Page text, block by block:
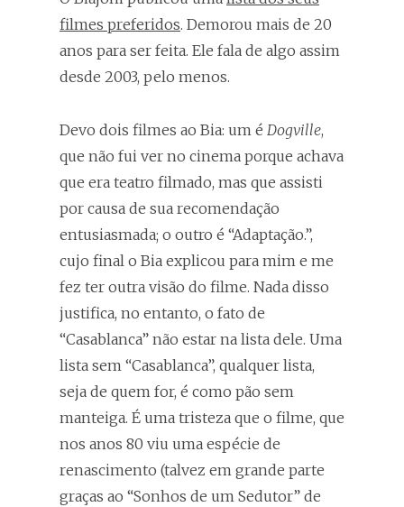
filmes preferidos. Demorou mais de 20
anos para ser feita. Ele fala de algo assim
desde 2003, pelo menos.
Devo dois filmes ao Bia: um é Dogville,
que não fui ver no cinema porque achava
que era teatro filmado, mas que assisti
por causa de sua recomendação
entusiasmada; o outro é “Adaptação.”,
cujo final o Bia explicou para mim e me
fez ter outra visão do filme. Nada disso
justifica, no entanto, o fato de
“Casablanca” não estar na lista dele. Uma
lista sem “Casablanca”, qualquer lista,
seja de quem for, é como pão sem
manteiga. É uma tristeza que o filme, que
nos anos 80 viu uma espécie de
renascimento (talvez em grande parte
graças ao “Sonhos de um Sedutor” de